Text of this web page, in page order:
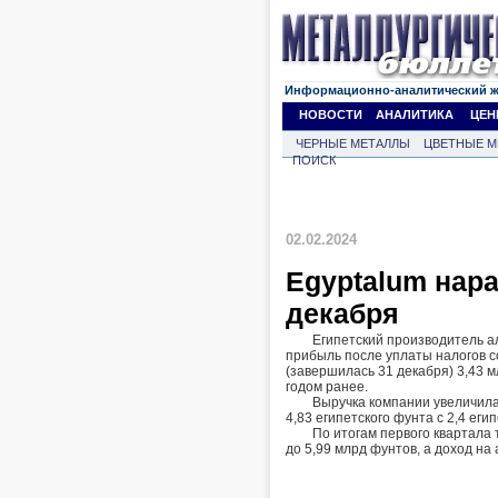
Информационно-аналитический
НОВОСТИ
АНАЛИТИКА
ЧЕРНЫЕ МЕТАЛЛЫ ЦВЕТНЫЕ
ПОИСК
02.02.2024
Egyptalum
декабря
Египетский производитель
прибыль после уплаты налогов
(завершилась 31 декабря) 3,43
годом ранее.
Выручка компании
4,83 египетского фунта с 2,4
По итогам первого
до 5,99 млрд фунтов, а доход на